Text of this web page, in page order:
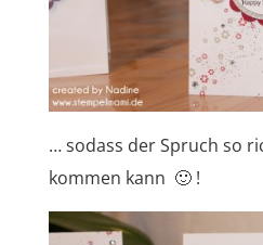
… sodass der Spruch so
kommen kann 🙂 !